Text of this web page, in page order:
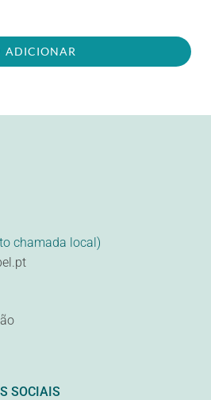
ADICIONAR
chamada local)
SOCIAIS